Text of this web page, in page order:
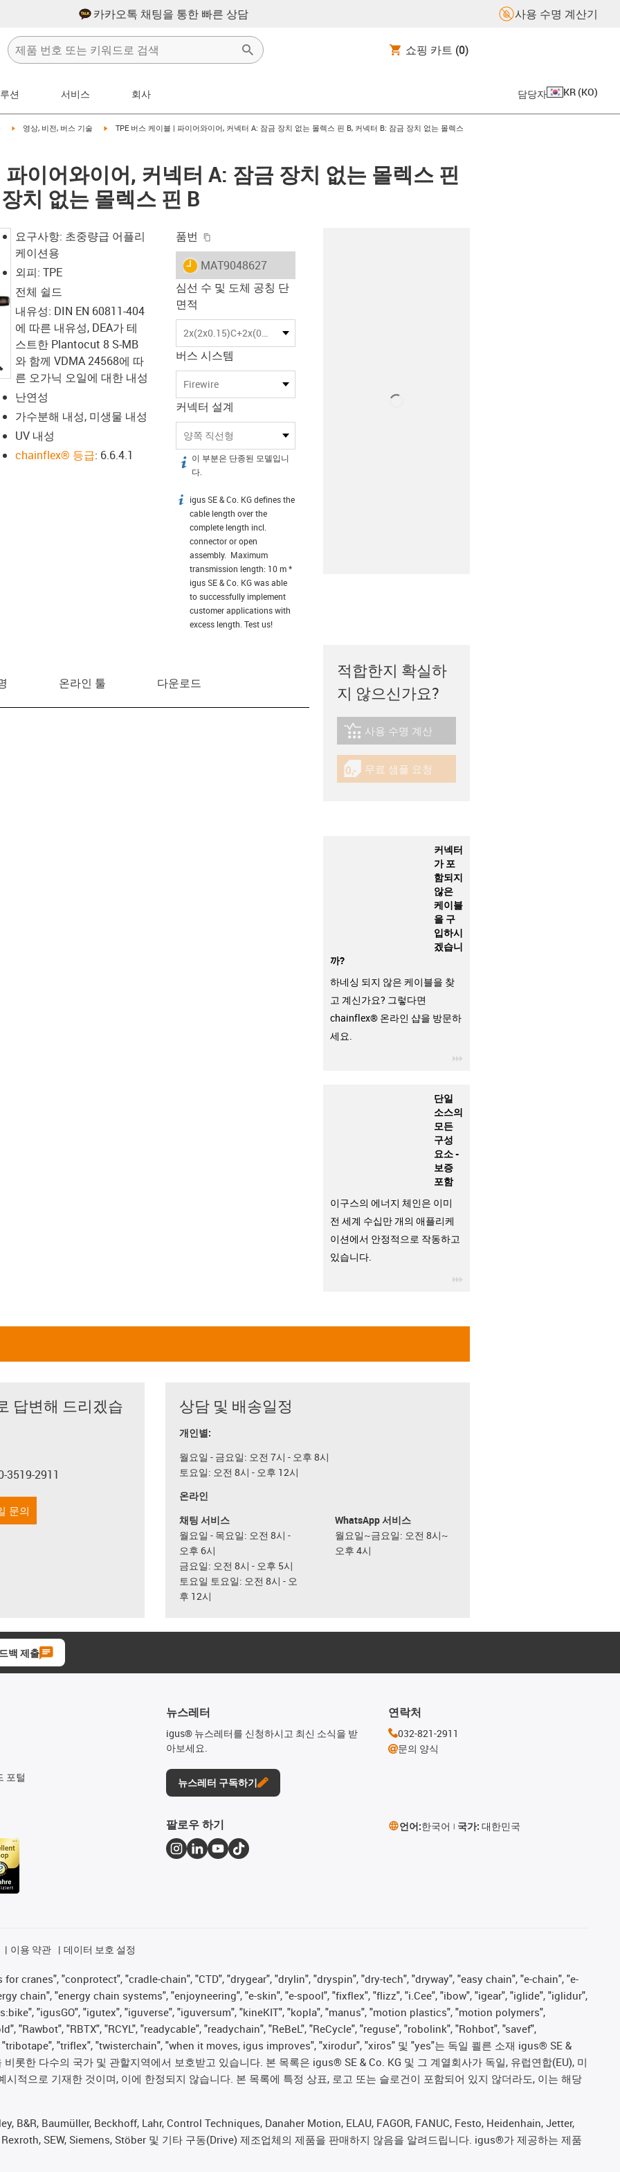
카카오톡 채팅을 통한 빠른 상담 사용 수명 계산기
쇼핑 카트 (0)
션 서비스 회사 담당자 KR (KO)
igus-icon-arrow-right
영상, 비전, 버스 기술 igus-icon-arrow-right
TPE 버스 케이블 | 파이어와이어, 커넥터 A: 잠금 장치 없는 몰렉스 핀 B, 커넥터 B: 잠금 장치 없는 몰렉스
이어와이어, 커넥터 A: 잠금 장치 없는 몰렉스 핀
치 없는 몰렉스 핀 B
igus-icon-lupe
요구사항: 초중량급 어플리
케이션용
외피: TPE
전체 쉴드
내유성: DIN EN 60811-404
에 따른 내유성, DEA가 테
스트한 Plantocut 8 S-MB
와 함께 VDMA 24568에 따
른 오가닉 오일에 대한 내성
난연성
가수분해 내성, 미생물 내성
UV 내성
chainflex® 등급: 6.6.4.1
품번
igus-icon-lieferzeit
MAT9048627
심선 수 및 도체 공칭 단
면적
2x(2x0.15)C+2x(0.34)C
버스 시스템
Firewire
커넥터 설계
양쪽 직선형
igus-icon-info
이 부분은 단종된 모델입니
다.
igus-icon-info
igus SE & Co. KG defines the
cable length over the
complete length incl.
connector or open
assembly. Maximum
transmission length: 10 m *
igus SE & Co. KG was able
to successfully implement
customer applications with
excess length. Test us!
온라인 툴 다운로드
적합한지 확실하
지 않으신가요?
igus-icon-lebensdauerrechner
사용 수명 계산
igus-icon-gratismuster
무료 샘플 요청
커넥터
가 포
함되지
않은
케이블
을 구
입하시
겠습니
까?
하네싱 되지 않은 케이블을 찾
고 계신가요? 그렇다면
chainflex® 온라인 샵을 방문하
세요.
단일
소스의
모든
구성
요소 -
보증
포함
이구스의 에너지 체인은 이미
전 세계 수십만 개의 애플리케
이션에서 안정적으로 작동하고
있습니다.
답변해 드리겠습
phone
3519-2911
문의
상담 및 배송일정
개인별:
월요일 - 금요일: 오전 7시 - 오후 8시
토요일: 오전 8시 - 오후 12시
온라인
채팅 서비스
월요일 - 목요일: 오전 8시 -
오후 6시
금요일: 오전 8시 - 오후 5시
토요일 토요일: 오전 8시 - 오
후 12시
WhatsApp 서비스
월요일~금요일: 오전 8시~
오후 4시
백 제출
포털
뉴스레터
igus® 뉴스레터를 신청하시고 최신 소식을 받
아보세요.
뉴스레터 구독하기
연락처
032-821-2911
문의 양식
팔로우 하기 언어:한국어 국가: 대한민국
이용 약관 데이터 보호 설정
cranes", "conprotect", "cradle-chain", "CTD", "drygear", "drylin", "dryspin", "dry-tech", "dryway", "easy chain", "e-chain", "e-
chain", "energy chain systems", "enjoyneering", "e-skin", "e-spool", "fixflex", "flizz", "i.Cee", "ibow", "igear", "iglide", "iglidur",
"igusGO", "igutex", "iguverse", "iguversum", "kineKIT", "kopla", "manus", "motion plastics", "motion polymers",
"RBTX", "RCYL", "readycable", "readychain", "ReBeL", "ReCycle", "reguse", "robolink", "Rohbot", "savef",
"triflex", "twisterchain", "when it moves, igus improves", "xirodur", "xiros" 및 "yes"는 독일 쾰른 소재 igus® SE &
롯한 다수의 국가 및 관할지역에서 보호받고 있습니다. 본 목록은 igus® SE & Co. KG 및 그 계열회사가 독일, 유럽연합(EU), 미
적으로 기재한 것이며, 이에 한정되지 않습니다. 본 목록에 특정 상표, 로고 또는 슬로건이 포함되어 있지 않더라도, 이는 해당
B&R, Baumüller, Beckhoff, Lahr, Control Techniques, Danaher Motion, ELAU, FAGOR, FANUC, Festo, Heidenhain, Jetter,
SEW, Siemens, Stöber 및 기타 구동(Drive) 제조업체의 제품을 판매하지 않음을 알려드립니다. igus®가 제공하는 제품